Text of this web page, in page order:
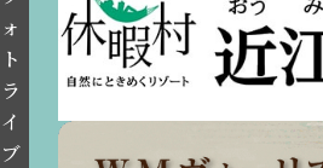
ォ
ト
ラ
イ
ブ